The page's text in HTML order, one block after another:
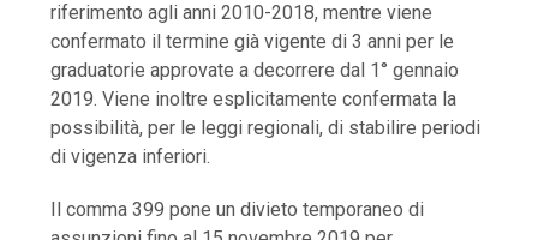
riferimento agli anni 2010-2018, mentre viene
confermato il termine già vigente di 3 anni per le
graduatorie approvate a decorrere dal 1° gennaio
2019. Viene inoltre esplicitamente confermata la
possibilità, per le leggi regionali, di stabilire periodi
di vigenza inferiori.
Il comma 399 pone un divieto temporaneo di